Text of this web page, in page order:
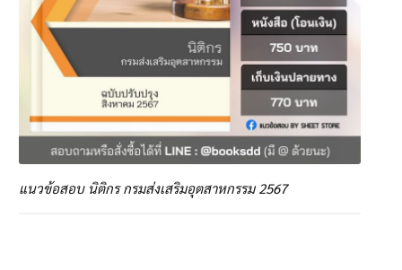
แนวข้อสอบ นิติกร กรมส่งเสริมอุตสาหกรรม 2567